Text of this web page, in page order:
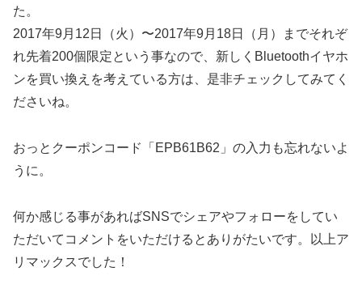
た。
2017年9月12日（火）〜2017年9月18日（月）までそれぞ
れ先着200個限定という事なので、新しくBluetoothイヤホ
ンを買い換えを考えている方は、是非チェックしてみてく
ださいね。
おっとクーポンコード「EPB61B62」の入力も忘れないよ
うに。
何か感じる事があればSNSでシェアやフォローをしてい
ただいてコメントをいただけるとありがたいです。以上ア
リマックスでした！